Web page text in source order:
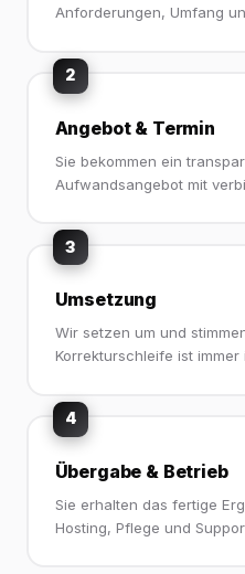
Anforderungen, Umfang
2
Angebot & Termin
Sie bekommen ein
Aufwandsangebot mit
3
Umsetzung
Wir setzen um und
Korrekturschleife ist immer
4
Übergabe & Betrieb
Sie erhalten das fertige
Hosting, Pflege und